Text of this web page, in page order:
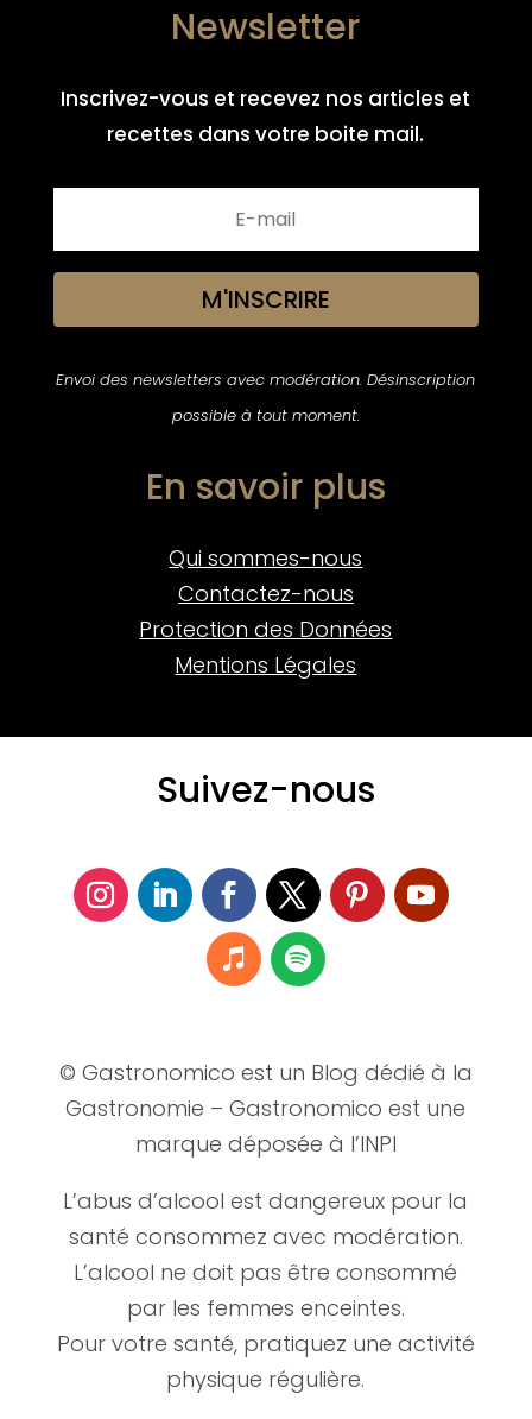
Newsletter
Inscrivez-vous et recevez nos articles et
recettes dans votre boite mail.
M'INSCRIRE
Envoi des newsletters avec modération. Désinscription
possible à tout moment.
En savoir plus
Qui sommes-nous
Contactez-nous
Protection des Données
Mentions Légales
Suivez-nous
© Gastronomico est un Blog dédié à la
Gastronomie – Gastronomico est une
marque déposée à l’INPI
L’abus d’alcool est dangereux pour la
santé consommez avec modération.
L’alcool ne doit pas être consommé
par les femmes enceintes.
Pour votre santé, pratiquez une activité
physique régulière.